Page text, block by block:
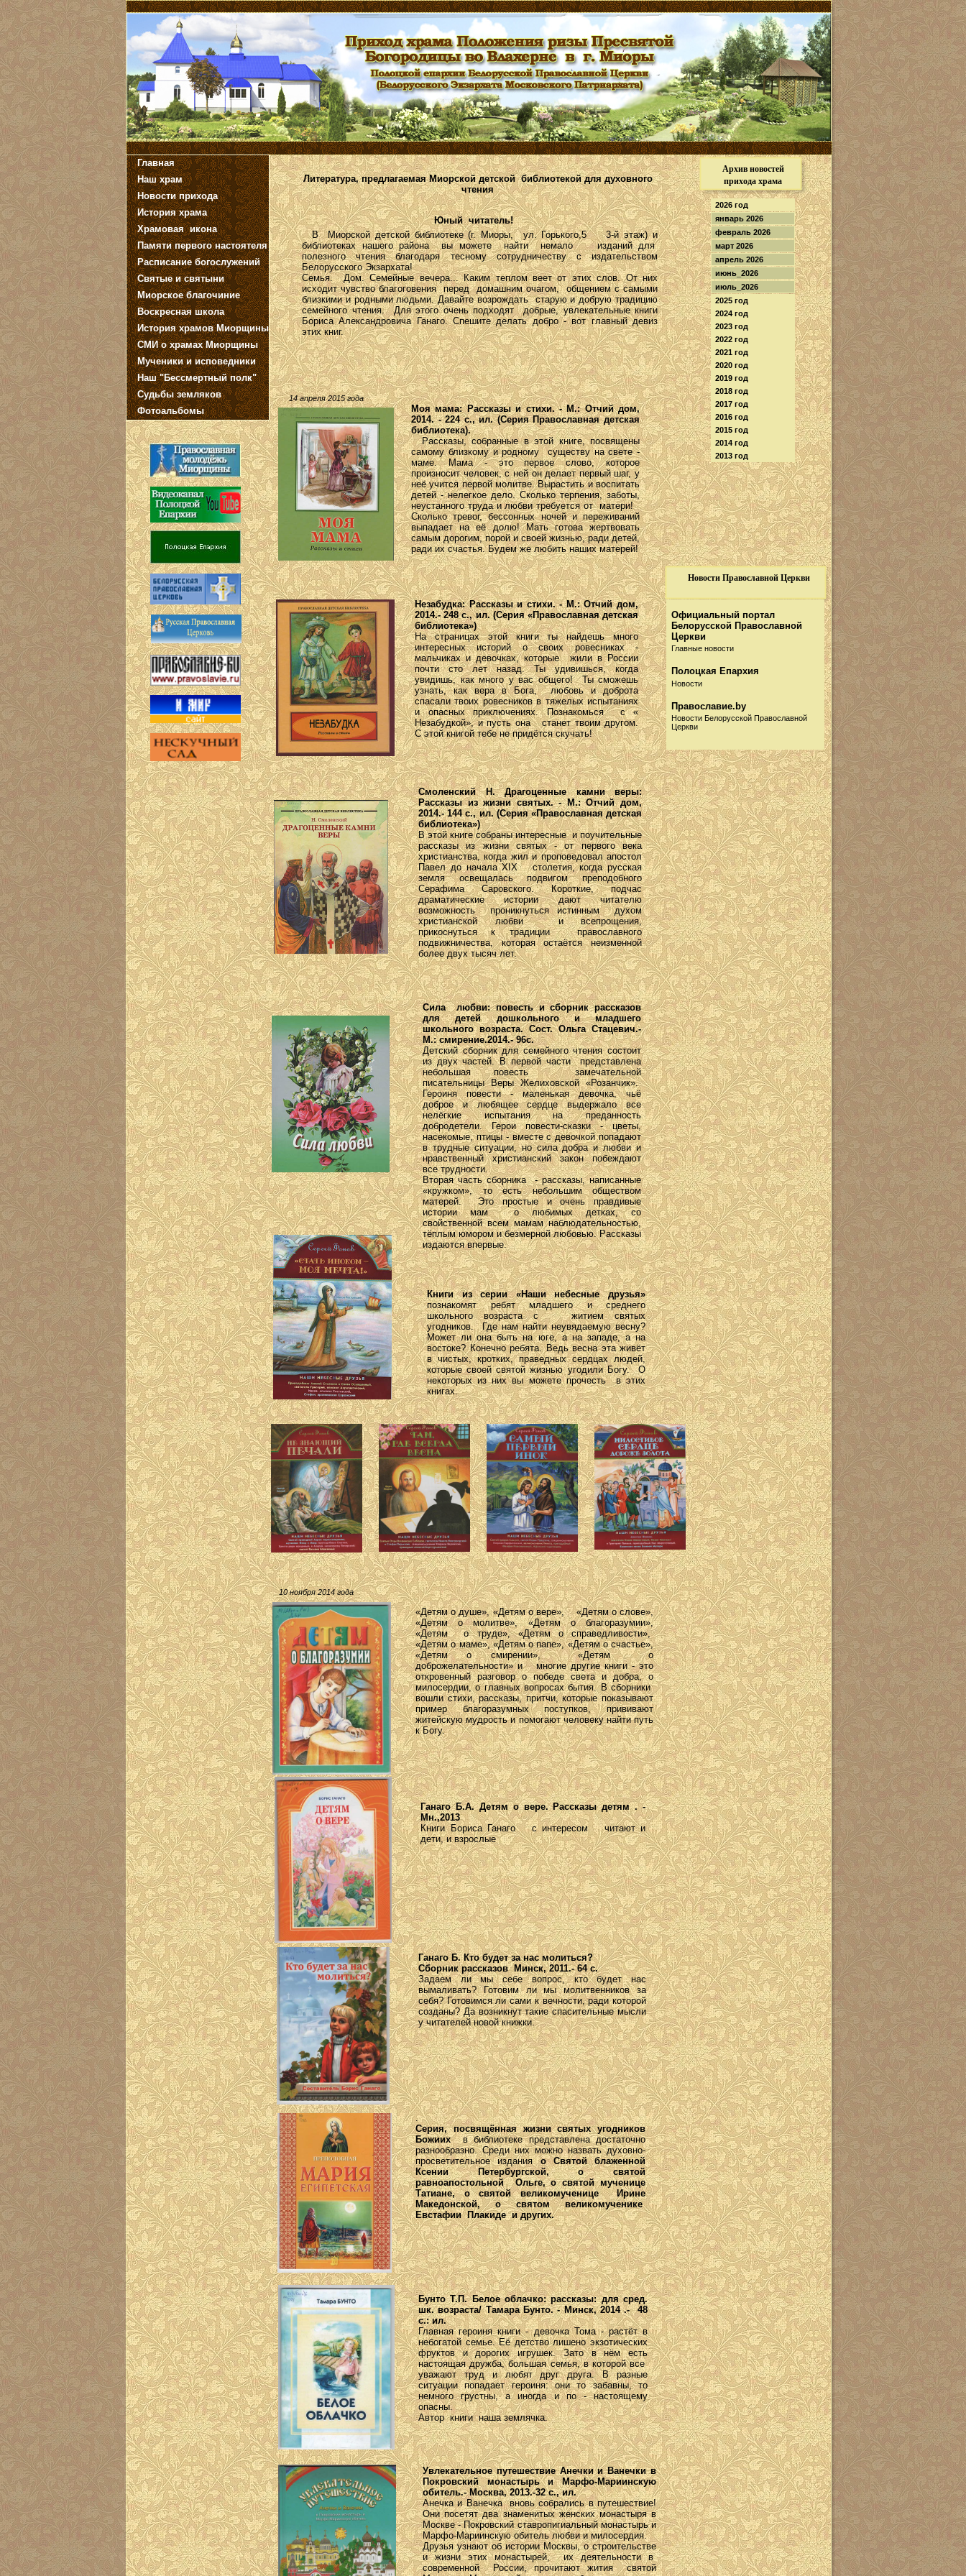
Главная
Наш храм
Новости прихода
История храма
Храмовая икона
Памяти первого настоятеля
Расписание богослужений
Святые и святыни
Миорское благочиние
Воскресная школа
История храмов Миорщины
СМИ о храмах Миорщины
Мученики и исповедники
Наш "Бессмертный полк"
Судьбы земляков
Фотоальбомы
Архив новостей
прихода храма
Новости Православной Церкви
2026 год
январь 2026
февраль 2026
март 2026
апрель 2026
июнь_2026
июль_2026
2025 год
2024 год
2023 год
2022 год
2021 год
2020 год
2019 год
2018 год
2017 год
2016 год
2015 год
2014 год
2013 год
Официальный портал
Белорусской Православной
Церкви
Главные новости
Полоцкая Епархия
Новости
Православие.by
Новости Белорусской Православной
Церкви
Русская Православная
Церковь
Новости
Информационный портал
Собор.by
Новости
Литература, предлагаемая Миорской детской библиотекой для духовного
чтения
В Миорской детской библиотеке (г. Миоры, ул. Горького,5 3-й этаж) и
библиотеках нашего района вы можете найти немало изданий для
полезного чтения благодаря тесному сотрудничеству с издательством
Белорусского Экзархата!
Семья. Дом. Семейные вечера... Каким теплом веет от этих слов. От них
исходит чувство благоговения перед домашним очагом, общением с самыми
близкими и родными людьми. Давайте возрождать старую и добрую традицию
семейного чтения. Для этого очень подходят добрые, увлекательные книги
Бориса Александровича Ганаго. Спешите делать добро - вот главный девиз
этих книг.
Ганаго Б.А. Детям о вере. Рассказы детям . -
Мн.,2013
Книги Бориса Ганаго с интересом читают и
дети, и взрослые
Ганаго Б. Кто будет за нас молиться?
Сборник рассказов Минск, 2011.- 64 с.
Задаем ли мы себе вопрос, кто будет нас
вымаливать? Готовим ли мы молитвенников за
себя? Готовимся ли сами к вечности, ради которой
созданы? Да возникнут такие спасительные мысли
у читателей новой книжки.
.
Серия, посвящённая жизни святых угодников
Божиихв библиотеке представлена достаточно
разнообразно. Среди них можно назвать духовно-
просветительное изданияо Святой блаженной
Ксении Петербургской, о святой
равноапостольной Ольге, о святой мученице
Татиане, о святой великомученице Ирине
Македонской, о святом великомученике
Евстафии Плакиде и других.
Бунто Т.П. Белое облачко: рассказы: для сред.
шк. возраста/ Тамара Бунто. - Минск, 2014 .- 48
с.: ил.
Главная героиня книги - девочка Тома - растёт в
небогатой семье. Её детство лишено экзотических
фруктов и дорогих игрушек. Зато в нём есть
настоящая дружба, большая семья, в которой все
уважают труд и любят друг друга. В разные
ситуации попадает героиня: они то забавны, то
немного грустны, а иногда и по - настоящему
опасны.
Автор книги наша землячка.
Увлекательное путешествие Анечки и Ванечки в
Покровский монастырь и Марфо-Мариинскую
обитель.- Москва, 2013.-32 с., ил.
Анечка и Ванечка вновь собрались в путешествие!
Они посетят два знаменитых женских монастыря в
Москве - Покровский ставропигиальный монастырь и
Марфо-Мариинскую обитель любви и милосердия.
Друзья узнают об истории Москвы, о строительстве
и жизни этих монастырей, их деятельности в
современной России, прочитают жития святой
«Детям о душе», «Детям о вере», «Детям о слове»,
«Детям о молитве», «Детям о благоразумии»,
«Детям о труде», «Детям о справедливости»,
«Детям о маме», «Детям о папе», «Детям о счастье»,
«Детям о смирении», «Детям о
доброжелательности» и многие другие книги - это
откровенный разговор о победе света и добра, о
милосердии, о главных вопросах бытия. В сборники
вошли стихи, рассказы, притчи, которые показывают
пример благоразумных поступков, прививают
житейскую мудрость и помогают человеку найти путь
к Богу.
Юный читатель!
Моя мама: Рассказы и стихи. - М.: Отчий дом,
2014. - 224 с., ил. (Серия Православная детская
библиотека).
Рассказы, собранные в этой книге, посвящены
самому близкому и родному существу на свете -
маме. Мама - это первое слово, которое
произносит человек, с ней он делает первый шаг, у
неё учится первой молитве. Вырастить и воспитать
детей - нелегкое дело. Сколько терпения, заботы,
неустанного труда и любви требуется от матери!
Сколько тревог, бессонных ночей и переживаний
выпадает на её долю! Мать готова жертвовать
самым дорогим, порой и своей жизнью, ради детей,
ради их счастья. Будем же любить наших матерей!
Незабудка: Рассказы и стихи. - М.: Отчий дом,
2014.- 248 с., ил. (Серия «Православная детская
библиотека»)
На страницах этой книги ты найдешь много
интересных историй о своих ровесниках -
мальчиках и девочках, которые жили в России
почти сто лет назад. Ты удивишься, когда
увидишь, как много у вас общего! Ты сможешь
узнать, как вера в Бога, любовь и доброта
спасали твоих ровесников в тяжелых испытаниях
и опасных приключениях. Познакомься с «
Незабудкой», и пусть она станет твоим другом.
С этой книгой тебе не придётся скучать!
Смоленский Н. Драгоценные камни веры:
Рассказы из жизни святых. - М.: Отчий дом,
2014.- 144 с., ил. (Серия «Православная детская
библиотека»)
В этой книге собраны интересные и поучительные
рассказы из жизни святых - от первого века
христианства, когда жил и проповедовал апостол
Павел до начала ХIX столетия, когда русская
земля освещалась подвигом преподобного
Серафима Саровского. Короткие, подчас
драматические истории дают читателю
возможность проникнуться истинным духом
христианской любви и всепрощения,
прикоснуться к традиции православного
подвижничества, которая остаётся неизменной
более двух тысяч лет.
Сила любви: повесть и сборник рассказов
для детей дошкольного и младшего
школьного возраста. Сост. Ольга Стацевич.-
М.: смирение.2014.- 96с.
Детский сборник для семейного чтения состоит
из двух частей. В первой части представлена
небольшая повесть замечательной
писательницы Веры Желиховской «Розанчик».
Героиня повести - маленькая девочка, чьё
доброе и любящее сердце выдержало все
нелёгкие испытания на преданность
добродетели. Герои повести-сказки - цветы,
насекомые, птицы - вместе с девочкой попадают
в трудные ситуации, но сила добра и любви и
нравственный христианский закон побеждают
все трудности.
Вторая часть сборника - рассказы, написанные
«кружком», то есть небольшим обществом
матерей. Это простые и очень правдивые
истории мам о любимых детках, со
свойственной всем мамам наблюдательностью,
тёплым юмором и безмерной любовью. Рассказы
издаются впервые.
Книги из серии «Наши небесные друзья»
познакомят ребят младшего и среднего
школьного возраста с житием святых
угодников. Где нам найти неувядаемую весну?
Может ли она быть на юге, а на западе, а на
востоке? Конечно ребята. Ведь весна эта живёт
в чистых, кротких, праведных сердцах людей,
которые своей святой жизнью угодили Богу. О
некоторых из них вы можете прочесть в этих
книгах.
10 ноября 2014 года
14 апреля 2015 года